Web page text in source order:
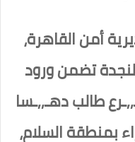
أمن القاهرة،
تضمن ورود
طالب دهـ,,ـسا
بمنطقة السلام،